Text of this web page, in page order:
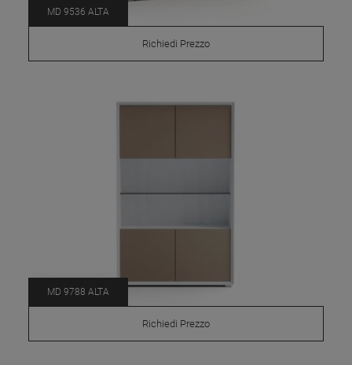
MD 9536 ALTA
Richiedi Prezzo
MD 9788 ALTA
Richiedi Prezzo